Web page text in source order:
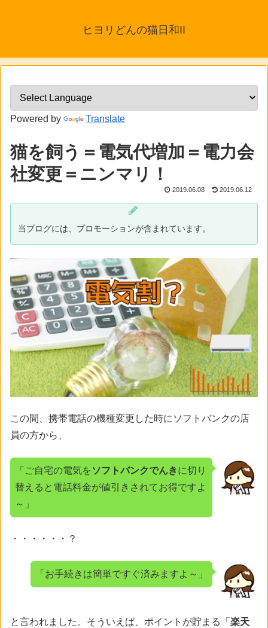
ヒヨリどんの猫日和II
Powered by Translate
猫を飼う＝電気代増加＝電力会
社変更＝ニンマリ！
2019.06.08 2019.06.12
当ブログには、プロモーションが含まれています。
この間、携帯電話の機種変更した時にソフトバンクの店
員の方から、
「ご自宅の電気をソフトバンクでんきに切り
替えると電話料金が値引きされてお得ですよ
～」
・・・・・・？
「お手続きは簡単ですぐ済みますよ～」
と言われました。そういえば、ポイントが貯まる「 楽天